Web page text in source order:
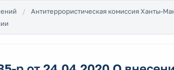
Антитеррористическая комиссия Ханты-